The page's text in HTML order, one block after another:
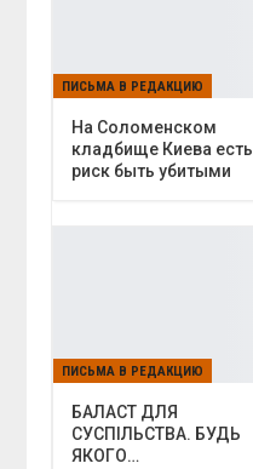
ПИСЬМА В РЕДАКЦИЮ
На Соломенском
кладбище Киева есть
риск быть убитыми
ПИСЬМА В РЕДАКЦИЮ
БАЛАСТ ДЛЯ
СУСПІЛЬСТВА. БУДЬ
ЯКОГО…